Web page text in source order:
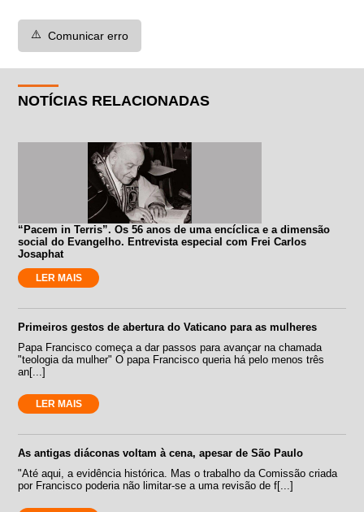
⚠️ Comunicar erro
NOTÍCIAS RELACIONADAS
“Pacem in Terris”. Os 56 anos de uma encíclica e a dimensão
social do Evangelho. Entrevista especial com Frei Carlos
Josaphat
LER MAIS
Primeiros gestos de abertura do Vaticano para as mulheres
Papa Francisco começa a dar passos para avançar na chamada
"teologia da mulher" O papa Francisco queria há pelo menos três
an[...]
LER MAIS
As antigas diáconas voltam à cena, apesar de São Paulo
"Até aqui, a evidência histórica. Mas o trabalho da Comissão criada
por Francisco poderia não limitar-se a uma revisão de f[...]